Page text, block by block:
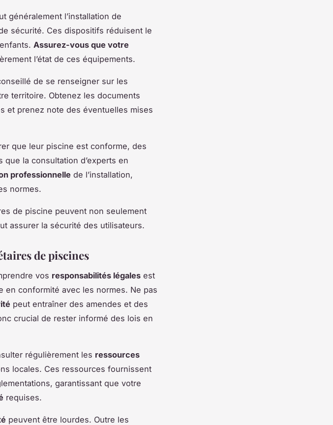
généralement l’installation de
sécurité. Ces dispositifs réduisent le
Assurez-vous que votre
l’état de ces équipements.
de se renseigner sur les
territoire. Obtenez les documents
et prenez note des éventuelles mises
que leur piscine est conforme, des
que la consultation d’experts en
professionnelle de l’installation,
normes.
de piscine peuvent non seulement
assurer la sécurité des utilisateurs.
de piscines
vos responsabilités légales est
conformité avec les normes. Ne pas
peut entraîner des amendes et des
crucial de rester informé des lois en
régulièrement les ressources
locales. Ces ressources fournissent
garantissant que votre
requises.
peuvent être lourdes. Outre les